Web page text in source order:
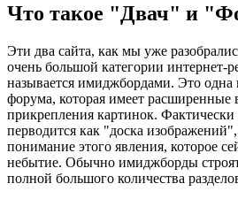
Что такое "Двач" и
Эти два сайта, как мы уже
очень большой категории интернет-
называется имиджбордами. Это одна
форума, которая имеет расширенные
прикрепления картинок. Фактически
перводится как "доска
понимание этого явления, которое
небытие. Обычно имиджборды
полной большого количества